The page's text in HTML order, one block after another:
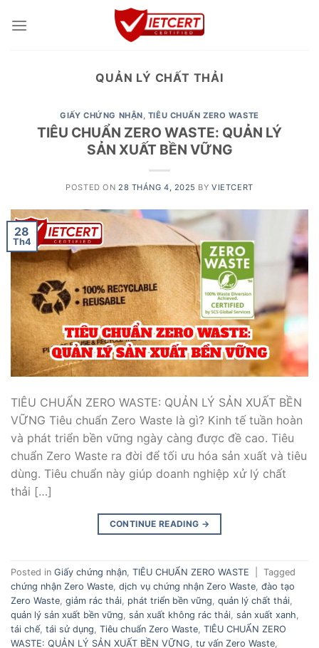
QUẢN LÝ CHẤT THẢI
GIẤY CHỨNG NHẬN, TIÊU CHUẨN ZERO WASTE
TIÊU CHUẨN ZERO WASTE: QUẢN LÝ
SẢN XUẤT BỀN VỮNG
POSTED ON 28 THÁNG 4, 2025 BYVIETCERT
28
Th4
TIÊU CHUẨN ZERO WASTE: QUẢN LÝ SẢN XUẤT BỀN
VỮNG Tiêu chuẩn Zero Waste là gì? Kinh tế tuần hoàn
và phát triển bền vững ngày càng được đề cao. Tiêu
chuẩn Zero Waste ra đời để tối ưu hóa sản xuất và tiêu
dùng. Tiêu chuẩn này giúp doanh nghiệp xử lý chất
thải […]
CONTINUE READING →
Posted in Giấy chứng nhận, TIÊU CHUẨN ZERO WASTE
Tagged
chứng nhận Zero Waste, dịch vụ chứng nhận Zero Waste, đào tạo
Zero Waste, giảm rác thải, phát triển bền vững, quản lý chất thải,
quản lý sản xuất bền vững, sản xuất không rác thải, sản xuất xanh,
tái chế, tái sử dụng, Tiêu chuẩn Zero Waste, TIÊU CHUẨN ZERO
WASTE: QUẢN LÝ SẢN XUẤT BỀN VỮNG, tư vấn Zero Waste,